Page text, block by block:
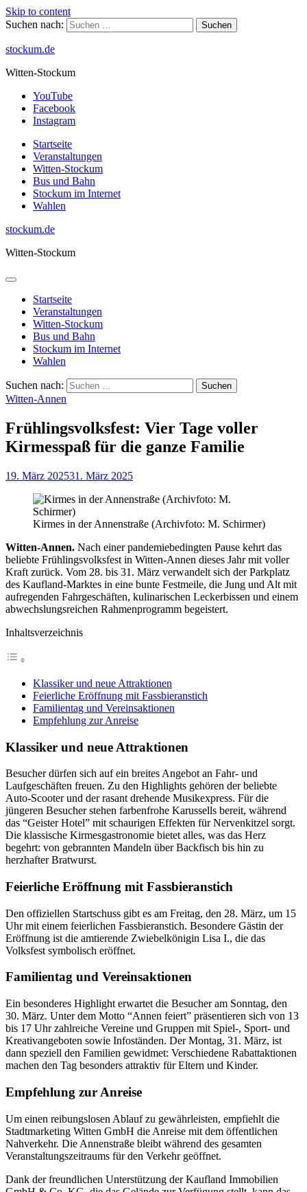
Skip to content
Suchen nach:
stockum.de
Witten-Stockum
YouTube
Facebook
Instagram
Startseite
Veranstaltungen
Witten-Stockum
Bus und Bahn
Stockum im Internet
Wahlen
stockum.de
Witten-Stockum
Startseite
Veranstaltungen
Witten-Stockum
Bus und Bahn
Stockum im Internet
Wahlen
Suchen nach:
Witten-Annen
Frühlingsvolksfest: Vier Tage voller
Kirmesspaß für die ganze Familie
19. März 202531. März 2025
Kirmes in der Annenstraße (Archivfoto: M. Schirmer)
Witten-Annen. Nach einer pandemiebedingten Pause kehrt das
beliebte Frühlingsvolksfest in Witten-Annen dieses Jahr mit voller
Kraft zurück. Vom 28. bis 31. März verwandelt sich der Parkplatz
des Kaufland-Marktes in eine bunte Festmeile, die Jung und Alt mit
aufregenden Fahrgeschäften, kulinarischen Leckerbissen und einem
abwechslungsreichen Rahmenprogramm begeistert.
Inhaltsverzeichnis
Klassiker und neue Attraktionen
Feierliche Eröffnung mit Fassbieranstich
Familientag und Vereinsaktionen
Empfehlung zur Anreise
Klassiker und neue Attraktionen
Besucher dürfen sich auf ein breites Angebot an Fahr- und
Laufgeschäften freuen. Zu den Highlights gehören der beliebte
Auto-Scooter und der rasant drehende Musikexpress. Für die
jüngeren Besucher stehen farbenfrohe Karussells bereit, während
das “Geister Hotel” mit schaurigen Effekten für Nervenkitzel sorgt.
Die klassische Kirmesgastronomie bietet alles, was das Herz
begehrt: von gebrannten Mandeln über Backfisch bis hin zu
herzhafter Bratwurst.
Feierliche Eröffnung mit Fassbieranstich
Den offiziellen Startschuss gibt es am Freitag, den 28. März, um 15
Uhr mit einem feierlichen Fassbieranstich. Besondere Gästin der
Eröffnung ist die amtierende Zwiebelkönigin Lisa I., die das
Volksfest symbolisch eröffnet.
Familientag und Vereinsaktionen
Ein besonderes Highlight erwartet die Besucher am Sonntag, den
30. März. Unter dem Motto “Annen feiert” präsentieren sich von 13
bis 17 Uhr zahlreiche Vereine und Gruppen mit Spiel-, Sport- und
Kreativangeboten sowie Infoständen. Der Montag, 31. März, ist
dann speziell den Familien gewidmet: Verschiedene Rabattaktionen
machen den Tag besonders attraktiv für Eltern und Kinder.
Empfehlung zur Anreise
Um einen reibungslosen Ablauf zu gewährleisten, empfiehlt die
Stadtmarketing Witten GmbH die Anreise mit dem öffentlichen
Nahverkehr. Die Annenstraße bleibt während des gesamten
Veranstaltungszeitraums für den Verkehr geöffnet.
Dank der freundlichen Unterstützung der Kaufland Immobilien